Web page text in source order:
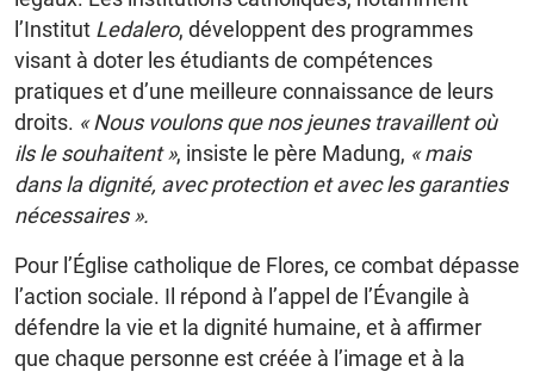
l’Institut Ledalero, développent des programmes
visant à doter les étudiants de compétences
pratiques et d’une meilleure connaissance de leurs
droits. « Nous voulons que nos jeunes travaillent où
ils le souhaitent », insiste le père Madung, « mais
dans la dignité, avec protection et avec les garanties
nécessaires ».
Pour l’Église catholique de Flores, ce combat dépasse
l’action sociale. Il répond à l’appel de l’Évangile à
défendre la vie et la dignité humaine, et à affirmer
que chaque personne est créée à l’image et à la